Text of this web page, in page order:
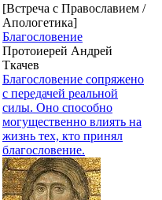
[Встреча с Православием /
Апологетика]
Благословение
Протоиерей Андрей
Ткачев
Благословение сопряжено
с передачей реальной
силы. Оно способно
могущественно влиять на
жизнь тех, кто принял
благословение.